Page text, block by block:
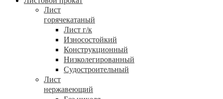
Лист
горячекатаный
Лист г/к
Износостойкий
Конструкционный
Низколегированный
Судостроительный
Лист
нержавеющий